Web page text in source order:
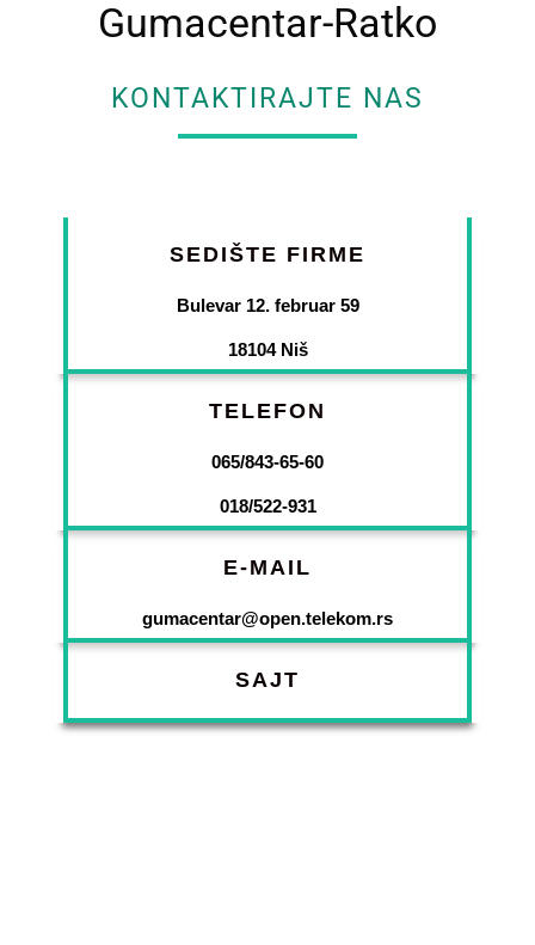
Gumacentar-Ratko
KONTAKTIRAJTE NAS
SEDIŠTE FIRME
Bulevar 12. februar 59
18104 Niš
TELEFON
065/843-65-60
018/522-931
E-MAIL
gumacentar@open.telekom.rs
SAJT